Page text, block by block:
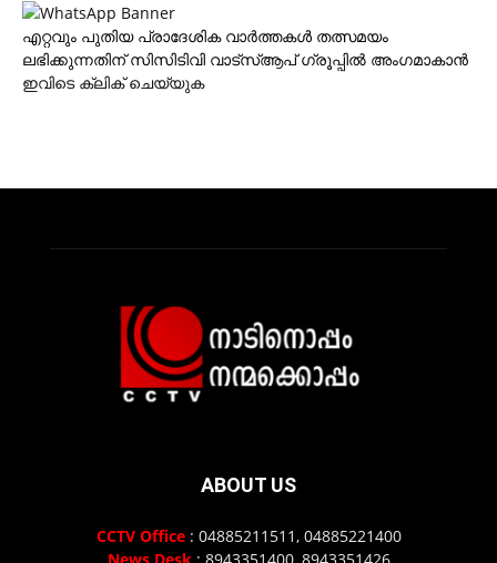
എറ്റവും പുതിയ പ്രാദേശിക വാര്‍ത്തകള്‍ തത്സമയം
ലഭിക്കുന്നതിന് സിസിടിവി വാട്‌സ്ആപ് ഗ്രൂപ്പില്‍ അംഗമാകാന്‍
ഇവിടെ ക്ലിക് ചെയ്യുക
ABOUT US
CCTV Office: 04885211511, 04885221400